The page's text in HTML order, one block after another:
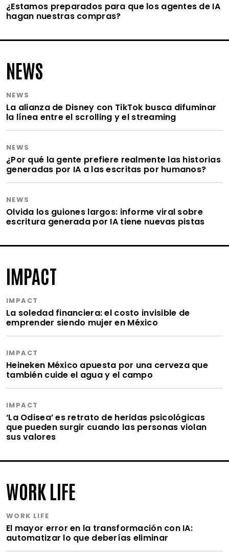
¿Estamos preparados para que los agentes de IA
hagan nuestras compras?
NEWS
NEWS
La alianza de Disney con TikTok busca difuminar
la línea entre el scrolling y el streaming
NEWS
¿Por qué la gente prefiere realmente las historias
generadas por IA a las escritas por humanos?
NEWS
Olvida los guiones largos: informe viral sobre
escritura generada por IA tiene nuevas pistas
IMPACT
IMPACT
La soledad financiera: el costo invisible de
emprender siendo mujer en México
IMPACT
Heineken México apuesta por una cerveza que
también cuide el agua y el campo
IMPACT
‘La Odisea’ es retrato de heridas psicológicas
que pueden surgir cuando las personas violan
sus valores
WORK LIFE
WORK LIFE
El mayor error en la transformación con IA:
automatizar lo que deberías eliminar